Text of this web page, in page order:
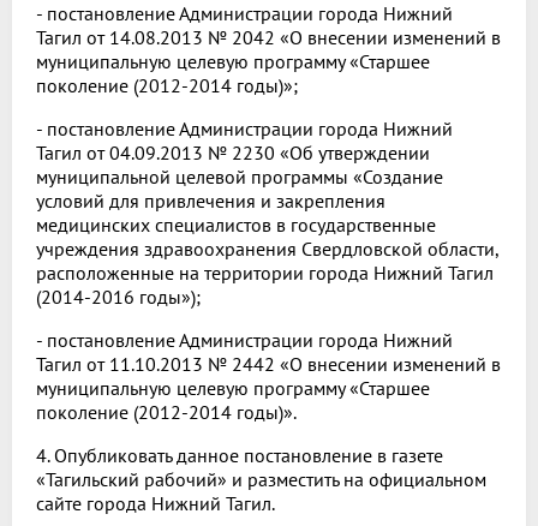
- постановление Администрации города Нижний
Тагил от 14.08.2013 № 2042 «О внесении изменений в
муниципальную целевую программу «Старшее
поколение (2012-2014 годы)»;
- постановление Администрации города Нижний
Тагил от 04.09.2013 № 2230 «Об утверждении
муниципальной целевой программы «Создание
условий для привлечения и закрепления
медицинских специалистов в государственные
учреждения здравоохранения Свердловской области,
расположенные на территории города Нижний Тагил
(2014-2016 годы»);
- постановление Администрации города Нижний
Тагил от 11.10.2013 № 2442 «О внесении изменений в
муниципальную целевую программу «Старшее
поколение (2012-2014 годы)».
4. Опубликовать данное постановление в газете
«Тагильский рабочий» и разместить на официальном
сайте города Нижний Тагил.